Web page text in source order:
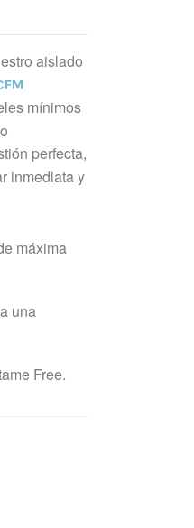
aislado
mínimos
perfecta,
inmediata y
máxima
una
Free.